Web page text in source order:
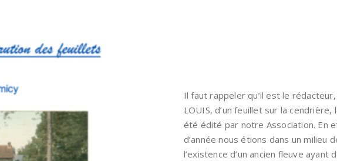
Il faut rappeler qu’il est le
LOUIS, d’un feuillet sur la
été édité par notre Association. En
d’année nous étions dans un milieu
l’existence d’un ancien fleuve ayant